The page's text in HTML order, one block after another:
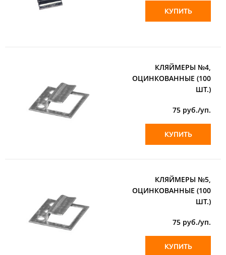
КУПИТЬ
КЛЯЙМЕРЫ №4,
ОЦИНКОВАННЫЕ (100
ШТ.)
75 руб./уп.
КУПИТЬ
КЛЯЙМЕРЫ №5,
ОЦИНКОВАННЫЕ (100
ШТ.)
75 руб./уп.
КУПИТЬ